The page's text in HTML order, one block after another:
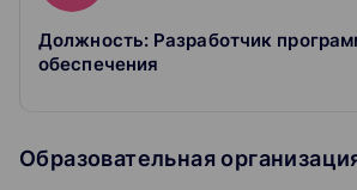
Должность: Разработчик
обеспечения
Образовательная